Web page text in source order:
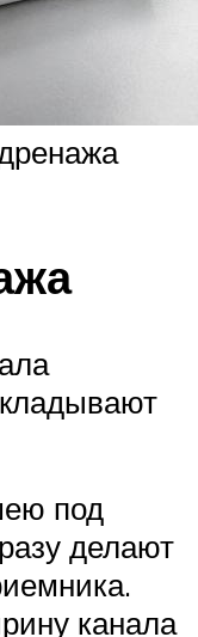
под
делают
канала